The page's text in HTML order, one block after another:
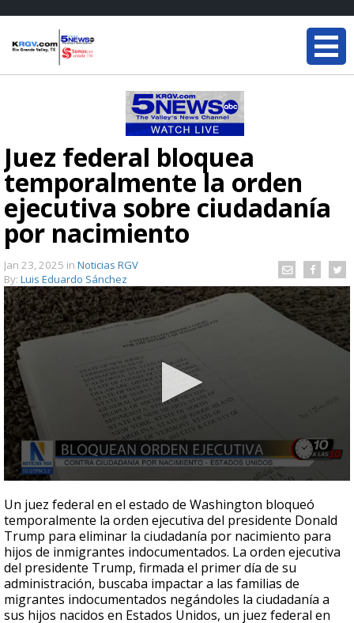
Juez federal bloquea
temporalmente la orden
ejecutiva sobre ciudadanía
por nacimiento
Jan 23, 2025 in Noticias RGV
By: Luis Eduardo Sánchez
seconds
of
2
minutes,
6
seconds
Un juez federal en el estado de Washington bloqueó
temporalmente la orden ejecutiva del presidente Donald
Trump para eliminar la ciudadanía por nacimiento para
hijos de inmigrantes indocumentados. La orden ejecutiva
del presidente Trump, firmada el primer día de su
administración, buscaba impactar a las familias de
migrantes indocumentados negándoles la ciudadanía a
sus hijos nacidos en Estados Unidos, un juez federal en